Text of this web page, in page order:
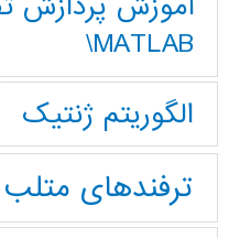
MATLAB\
الگوریتم ژنتیک
ترفندهای متلب